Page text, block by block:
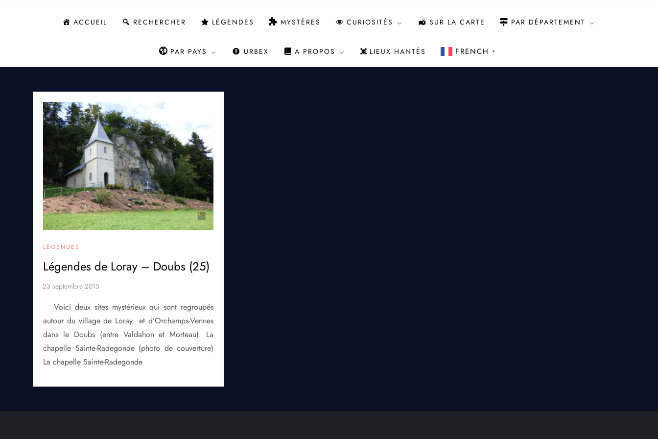
ACCUEIL RECHERCHER LÉGENDES MYSTÈRES CURIOSITÉS SUR LA CARTE PAR DÉPARTEMENT
PAR PAYS URBEX A PROPOS LIEUX HANTÉS FRENCH ▼
LÉGENDES
Légendes de Loray – Doubs (25)
Voici deux sites mystérieux qui sont regroupés
autour du village de Loray et d’Orchamps-Vennes
dans le Doubs (entre Valdahon et Morteau). La
chapelle Sainte-Radegonde (photo de couverture)
La chapelle Sainte-Radegonde